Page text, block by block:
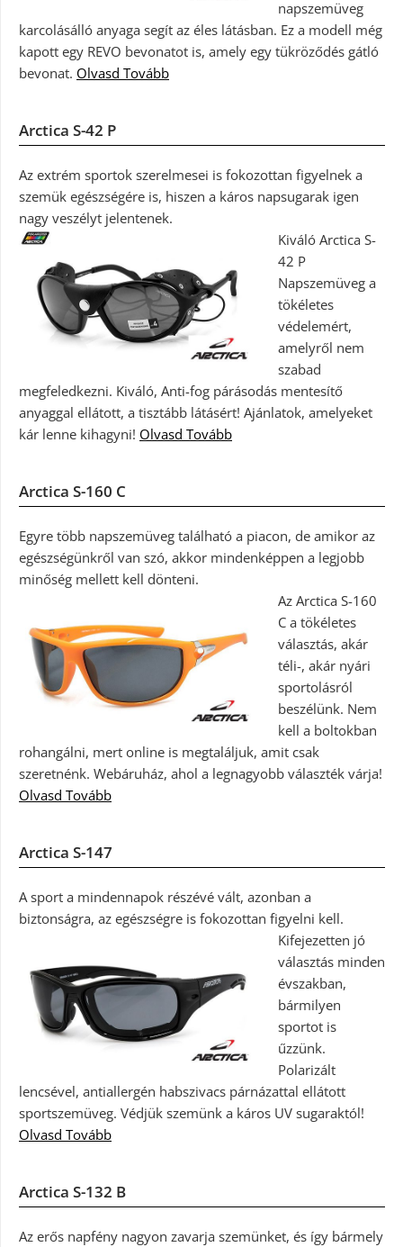
napszemüveg
karcolásálló anyaga segít az éles látásban. Ez a modell még
kapott egy REVO bevonatot is, amely egy tükröződés gátló
bevonat. Olvasd Tovább
Arctica S-42 P
Az extrém sportok szerelmesei is fokozottan figyelnek a
szemük egészségére is, hiszen a káros napsugarak igen
nagy veszélyt jelentenek.
Kiváló Arctica S-
42 P
Napszemüveg a
tökéletes
védelemért,
amelyről nem
szabad
megfeledkezni. Kiváló, Anti-fog párásodás mentesítő
anyaggal ellátott, a tisztább látásért! Ajánlatok, amelyeket
kár lenne kihagyni! Olvasd Tovább
Arctica S-160 C
Egyre több napszemüveg található a piacon, de amikor az
egészségünkről van szó, akkor mindenképpen a legjobb
minőség mellett kell dönteni.
Az Arctica S-160
C a tökéletes
választás, akár
téli-, akár nyári
sportolásról
beszélünk. Nem
kell a boltokban
rohangálni, mert online is megtaláljuk, amit csak
szeretnénk. Webáruház, ahol a legnagyobb választék várja!
Olvasd Tovább
Arctica S-147
A sport a mindennapok részévé vált, azonban a
biztonságra, az egészségre is fokozottan figyelni kell.
Kifejezetten jó
választás minden
évszakban,
bármilyen
sportot is
űzzünk.
Polarizált
lencsével, antiallergén habszivacs párnázattal ellátott
sportszemüveg. Védjük szemünk a káros UV sugaraktól!
Olvasd Tovább
Arctica S-132 B
Az erős napfény nagyon zavarja szemünket, és így bármely